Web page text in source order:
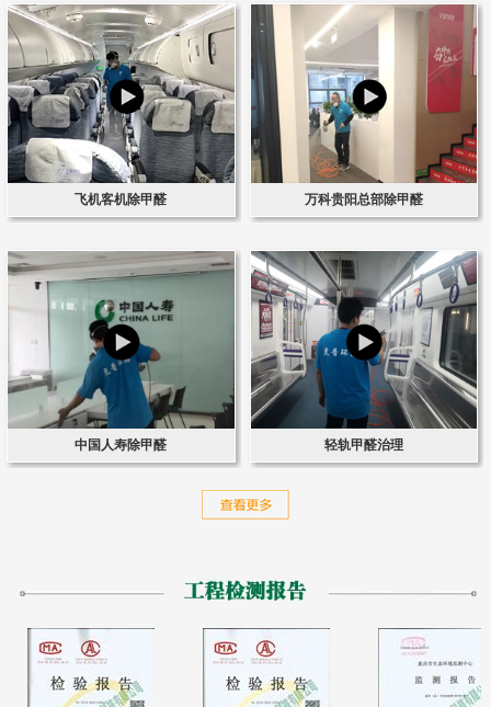
飞机客机除甲醛 万科贵阳总部除甲醛
中国人寿除甲醛 轻轨甲醛治理